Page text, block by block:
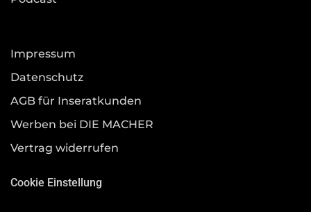
Impressum
Datenschutz
AGB für Inseratkunden
Werben bei DIE MACHER
Vertrag widerrufen
Cookie Einstellung